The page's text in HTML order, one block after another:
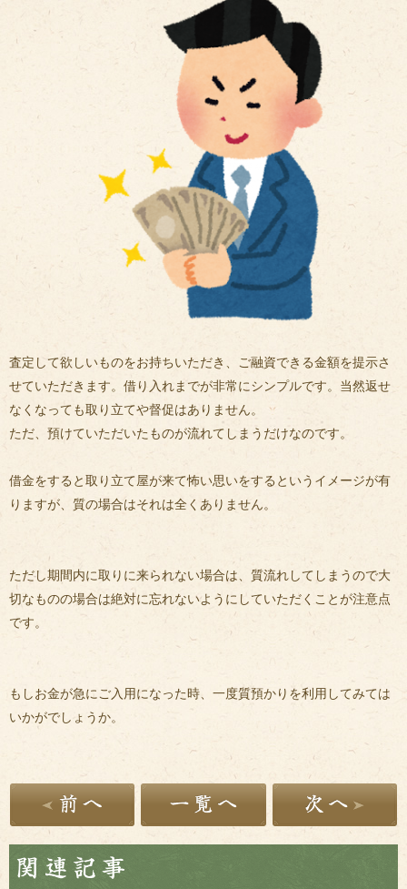
査定して欲しいものをお持ちいただき、ご融資できる金額を提示さ
せていただきます。借り入れまでが非常にシンプルです。当然返せ
なくなっても取り立てや督促はありません。
ただ、預けていただいたものが流れてしまうだけなのです。
借金をすると取り立て屋が来て怖い思いをするというイメージが有
りますが、質の場合はそれは全くありません。
ただし期間内に取りに来られない場合は、質流れしてしまうので大
切なものの場合は絶対に忘れないようにしていただくことが注意点
です。
もしお金が急にご入用になった時、一度質預かりを利用してみては
いかがでしょうか。